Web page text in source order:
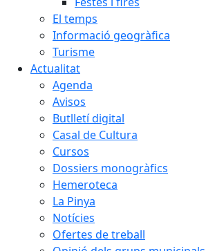
El temps
Informació geogràfica
Turisme
Actualitat
Agenda
Avisos
Butlletí digital
Casal de Cultura
Cursos
Dossiers monogràfics
Hemeroteca
La Pinya
Notícies
Ofertes de treball